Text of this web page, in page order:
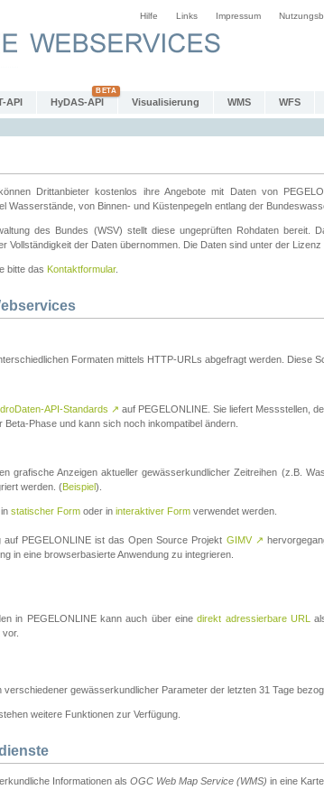
Hilfe Links Impressum
API HyDAS-API Visualisierung WMS WFS
Drittanbieter kostenlos ihre Angebote mit Daten von
Wasserstände, von Binnen- und Küstenpegeln entlang der
des Bundes (WSV) stellt diese ungeprüften Rohdaten bereit.
Vollständigkeit der Daten übernommen. Die Daten sind unter der Lizenz
bitte das Kontaktformular.
Formaten mittels HTTP-URLs abgefragt werden. Diese
API-Standards ↗ auf PEGELONLINE. Sie liefert Messstellen,
Phase und kann sich noch inkompatibel ändern.
grafische Anzeigen aktueller gewässerkundlicher Zeitreihen (z.B.
werden. (Beispiel).
statischer Form oder in interaktiver Form verwendet werden.
PEGELONLINE ist das Open Source Projekt GIMV ↗
in eine browserbasierte Anwendung zu integrieren.
in PEGELONLINE kann auch über einedirekt adressierbare URL
verschiedener gewässerkundlicher Parameter der letzten 31 Tage
weitere Funktionen zur Verfügung.
Informationen als OGC Web Map Service (WMS) in eine